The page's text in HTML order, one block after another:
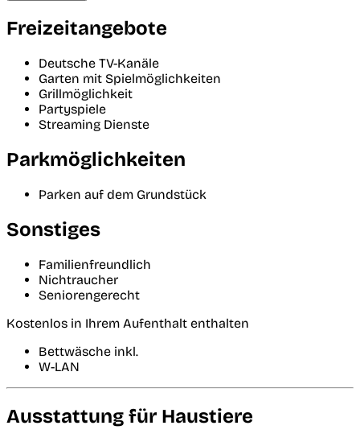
Freizeitangebote
Deutsche TV-Kanäle
Garten mit Spielmöglichkeiten
Grillmöglichkeit
Partyspiele
Streaming Dienste
Parkmöglichkeiten
Parken auf dem Grundstück
Sonstiges
Familienfreundlich
Nichtraucher
Seniorengerecht
Kostenlos in Ihrem Aufenthalt enthalten
Bettwäsche inkl.
W-LAN
Ausstattung für Haustiere